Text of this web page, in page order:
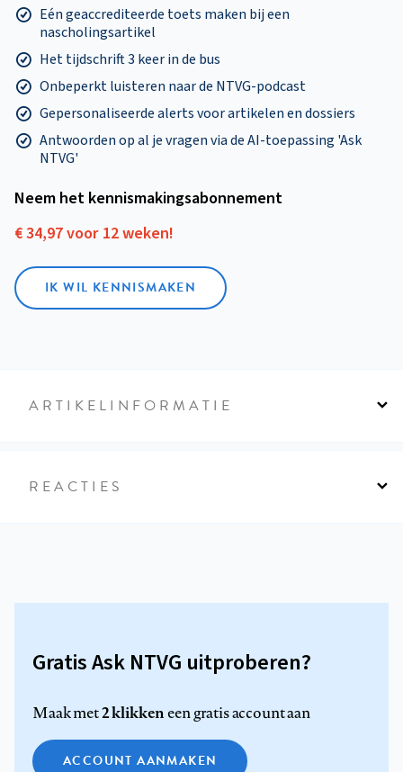
Eén geaccrediteerde toets maken bij een
nascholingsartikel
Het tijdschrift 3 keer in de bus
Onbeperkt luisteren naar de NTVG-podcast
Gepersonaliseerde alerts voor artikelen en dossiers
Antwoorden op al je vragen via de AI-toepassing 'Ask
NTVG'
Neem het kennismakings­abonnement
€ 34,97 voor 12 weken!
IK WIL KENNISMAKEN
ARTIKELINFORMATIE
REACTIES
Gratis Ask NTVG uitproberen?
Maak met2 klikkeneen gratis account aan
ACCOUNT AANMAKEN